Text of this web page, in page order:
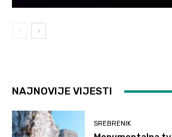
NAJNOVIJE VIJESTI
SREBRENIK